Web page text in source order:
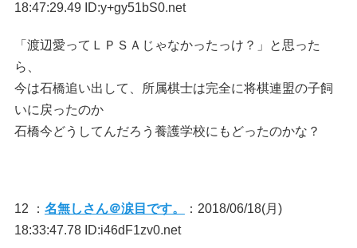
18:47:29.49 ID:y+gy51bS0.net
「渡辺愛ってＬＰＳＡじゃなかったっけ？」と思った
ら、
今は石橋追い出して、所属棋士は完全に将棋連盟の子飼
いに戻ったのか
石橋今どうしてんだろう養護学校にもどったのかな？
12 ： 名無しさん＠涙目です。
：2018/06/18(月)
18:33:47.78 ID:i46dF1zv0.net